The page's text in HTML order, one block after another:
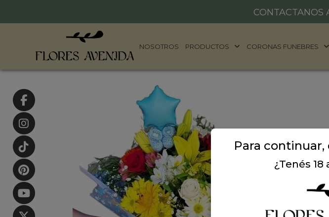
CONTACTANOS
NOSOTROS PRODUCTOS CORONAS FUNEBRES
Para
¿Tenés 18